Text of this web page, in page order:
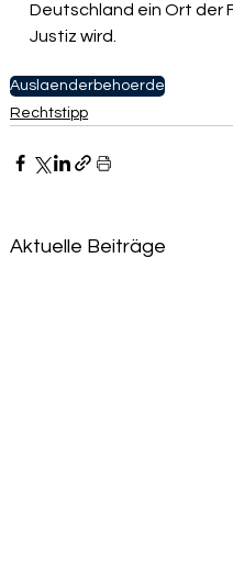
Deutschland ein Ort der
Justiz wird.
Auslaenderbehoerde
Rechtstipp
Aktuelle Beiträge